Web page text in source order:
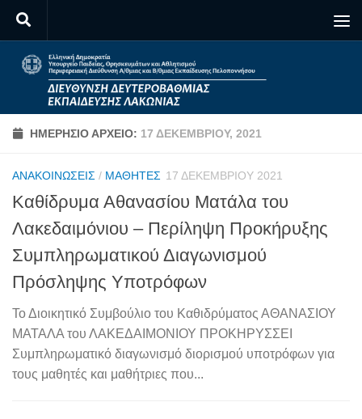
Skip to content
ΗΜΕΡΉΣΙΟ ΑΡΧΕΊΟ: 17 ΔΕΚΕΜΒΡΊΟΥ, 2021
ΑΝΑΚΟΙΝΏΣΕΙΣ / ΜΑΘΗΤΈΣ 17 ΔΕΚΕΜΒΡΊΟΥ 2021
Καθίδρυμα Αθανασίου Ματάλα του
Λακεδαιμόνιου – Περίληψη Προκήρυξης
Συμπληρωματικού Διαγωνισμού
Πρόσληψης Υποτρόφων
Το Διοικητικό Συμβούλιο του Καθιδρύματος ΑΘΑΝΑΣΙΟΥ
ΜΑΤΑΛΑ του ΛΑΚΕΔΑΙΜΟΝΙΟΥ ΠΡΟΚΗΡΥΣΣΕΙ
Συμπληρωματικό διαγωνισμό διορισμού υποτρόφων για
τους μαθητές και μαθήτριες που...